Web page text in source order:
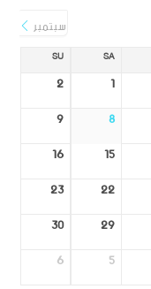
سبتمبر
SA
SU
1
2
8
9
15
16
22
23
29
30
5
6